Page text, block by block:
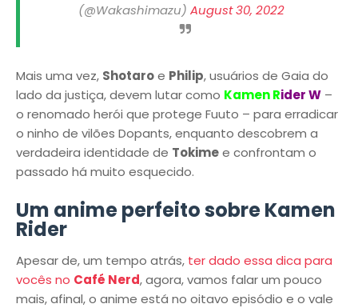
(@Wakashimazu) August 30, 2022
Mais uma vez, Shotaroe Philip, usuários de Gaia do
lado da justiça, devem lutar como Kamen Rider W –
o renomado herói que protege Fuuto – para erradicar
o ninho de vilões Dopants, enquanto descobrem a
verdadeira identidade de Tokimee confrontam o
passado há muito esquecido.
Um anime perfeito sobre Kamen
Rider
Apesar de, um tempo atrás, ter dado essa dica para
vocês no Café Nerd, agora, vamos falar um pouco
mais, afinal, o anime está no oitavo episódio e o vale